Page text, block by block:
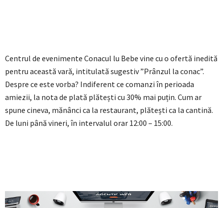
Centrul de evenimente Conacul lu Bebe vine cu o ofertă inedită
pentru această vară, intitulată sugestiv ”Prânzul la conac”.
Despre ce este vorba? Indiferent ce comanzi în perioada
amiezii, la nota de plată plătești cu 30% mai puțin. Cum ar
spune cineva, mănânci ca la restaurant, plătești ca la cantină.
De luni până vineri, în intervalul orar 12:00 – 15:00.